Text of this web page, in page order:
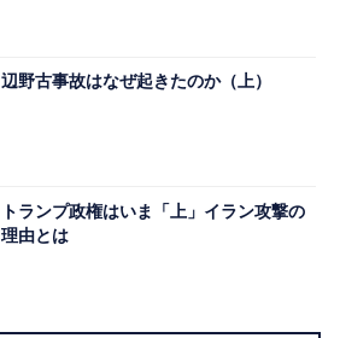
辺野古事故はなぜ起きたのか（上）
トランプ政権はいま「上」イラン攻撃の
理由とは